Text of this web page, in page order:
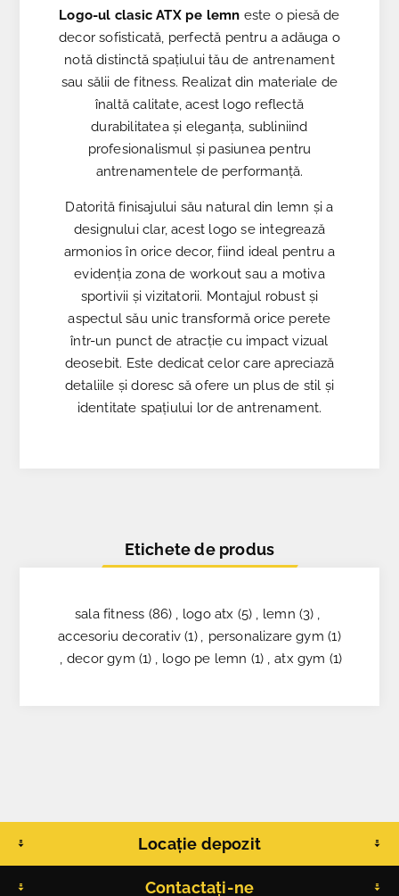
Logo-ul clasic ATX pe lemn este o piesă de
decor sofisticată, perfectă pentru a adăuga o
notă distinctă spațiului tău de antrenament
sau sălii de fitness. Realizat din materiale de
înaltă calitate, acest logo reflectă
durabilitatea și eleganța, subliniind
profesionalismul și pasiunea pentru
antrenamentele de performanță.
Datorită finisajului său natural din lemn și a
designului clar, acest logo se integrează
armonios în orice decor, fiind ideal pentru a
evidenția zona de workout sau a motiva
sportivii și vizitatorii. Montajul robust și
aspectul său unic transformă orice perete
într-un punct de atracție cu impact vizual
deosebit. Este dedicat celor care apreciază
detaliile și doresc să ofere un plus de stil și
identitate spațiului lor de antrenament.
Etichete de produs
sala fitness (86) , logo atx (5) , lemn (3) ,
accesoriu decorativ (1) , personalizare gym (1)
, decor gym (1) , logo pe lemn (1) , atx gym (1)
Locație depozit
Contactați-ne